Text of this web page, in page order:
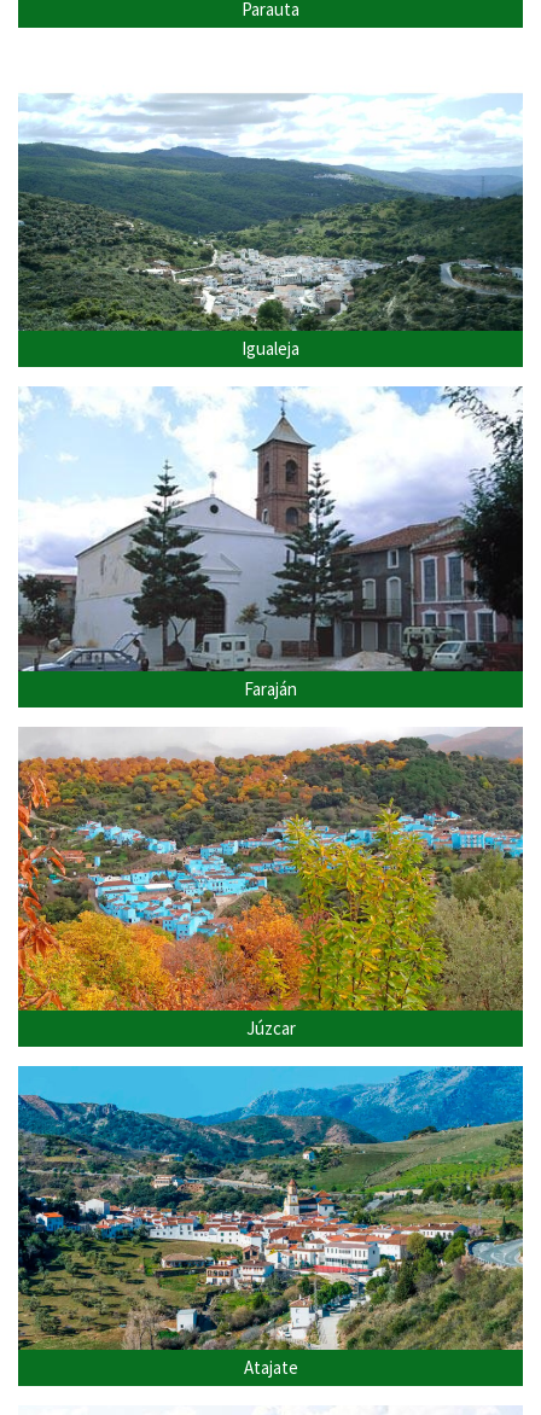
Parauta
Igualeja
Faraján
Júzcar
Atajate